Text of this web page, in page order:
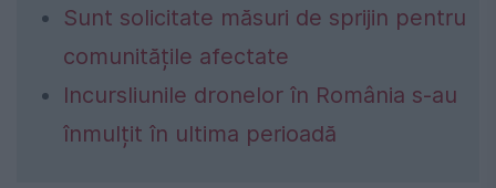
Sunt solicitate măsuri de sprijin pentru
comunitățile afectate
Incursliunile dronelor în România s-au
înmulțit în ultima perioadă